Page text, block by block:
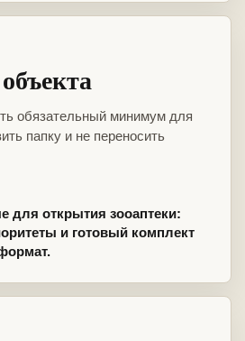
обязательный минимум для
папку и не переносить
для открытия зооаптеки:
и готовый комплект